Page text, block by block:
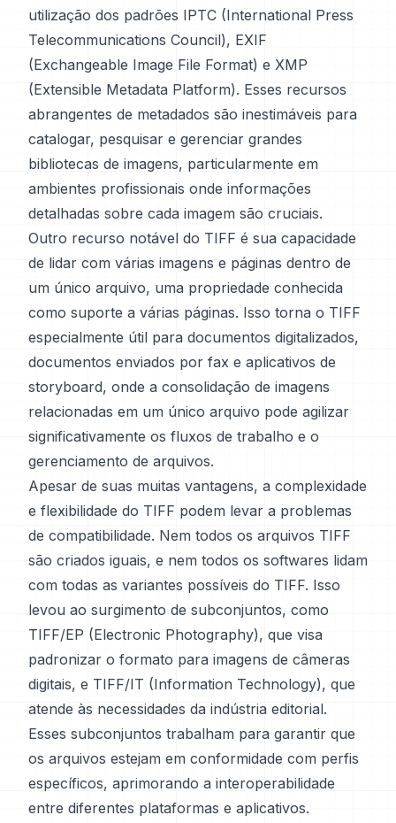
utilização dos padrões IPTC (International Press
Telecommunications Council), EXIF
(Exchangeable Image File Format) e XMP
(Extensible Metadata Platform). Esses recursos
abrangentes de metadados são inestimáveis para
catalogar, pesquisar e gerenciar grandes
bibliotecas de imagens, particularmente em
ambientes profissionais onde informações
detalhadas sobre cada imagem são cruciais.
Outro recurso notável do TIFF é sua capacidade
de lidar com várias imagens e páginas dentro de
um único arquivo, uma propriedade conhecida
como suporte a várias páginas. Isso torna o TIFF
especialmente útil para documentos digitalizados,
documentos enviados por fax e aplicativos de
storyboard, onde a consolidação de imagens
relacionadas em um único arquivo pode agilizar
significativamente os fluxos de trabalho e o
gerenciamento de arquivos.
Apesar de suas muitas vantagens, a complexidade
e flexibilidade do TIFF podem levar a problemas
de compatibilidade. Nem todos os arquivos TIFF
são criados iguais, e nem todos os softwares lidam
com todas as variantes possíveis do TIFF. Isso
levou ao surgimento de subconjuntos, como
TIFF/EP (Electronic Photography), que visa
padronizar o formato para imagens de câmeras
digitais, e TIFF/IT (Information Technology), que
atende às necessidades da indústria editorial.
Esses subconjuntos trabalham para garantir que
os arquivos estejam em conformidade com perfis
específicos, aprimorando a interoperabilidade
entre diferentes plataformas e aplicativos.